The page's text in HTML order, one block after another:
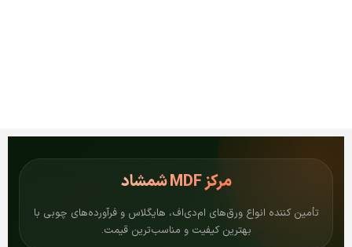
مرکزMDF شمشاد
تأمین کننده انواع ورق‌های ام‌دی‌اف، هایگلاس و فرآورده‌های چوبی با
بهترین کیفیت و مناسب‌ترین قیمت.